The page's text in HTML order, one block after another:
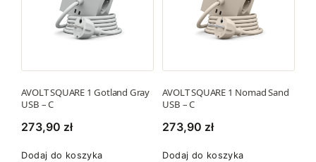
AVOLT SQUARE 1 Gotland Gray
USB – C
273,90 zł
Dodaj do koszyka
AVOLT SQUARE 1 Nomad Sand
USB – C
273,90 zł
Dodaj do koszyka